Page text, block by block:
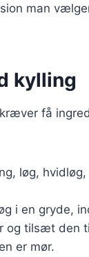
man
kylling
få
løg, hvidløg,
i en gryde,
og tilsæt den
er mør.